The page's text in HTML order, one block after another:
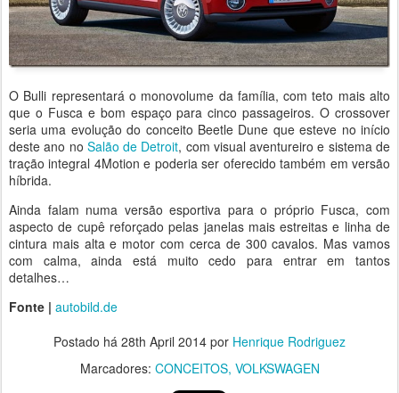
O Bulli representará o monovolume da família, com teto mais alto
que o Fusca e bom espaço para cinco passageiros. O crossover
seria uma evolução do conceito Beetle Dune que esteve no início
deste ano no Salão de Detroit, com visual aventureiro e sistema de
tração integral 4Motion e poderia ser oferecido também em versão
híbrida.
Ainda falam numa versão esportiva para o próprio Fusca, com
aspecto de cupê reforçado pelas janelas mais estreitas e linha de
cintura mais alta e motor com cerca de 300 cavalos. Mas vamos
com calma, ainda está muito cedo para entrar em tantos
detalhes…
Fonte | autobild.de
Postado há 28th April 2014 por Henrique Rodriguez
Marcadores: CONCEITOS VOLKSWAGEN